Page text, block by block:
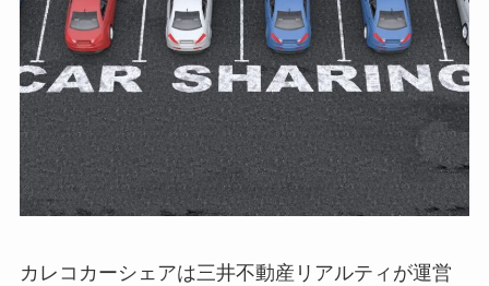
カレコカーシェアは三井不動産リアルティが運営